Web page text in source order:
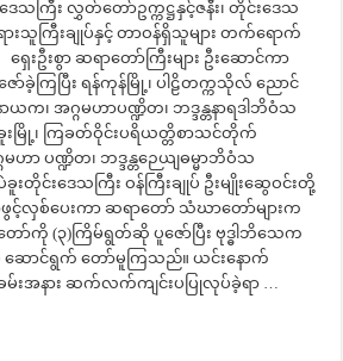
ေသကြီး လွှတ်တော်ဥက္ကဋ္ဌနှင့်ဇနီး၊ တိုင်းဒေသ
းသူကြီးချုပ်နှင့် တာဝန်ရှိသူများ တက်ရောက်
စွာ ဆရာတော်ကြီးများ ဦးဆောင်ကာ
ကြပြီး ရန်ကုန်မြို့၊ ပါဠိတက္ကသိုလ် ညောင်
ယက၊ အဂ္ဂမဟာပဏ္ဍိတ၊ ဘဒ္ဒန္တနာရဒါဘိဝံသ
းမြို့၊ ကြခတ်ဝိုင်းပရိယတ္တိစာသင်တိုက်
ဟာ ပဏ္ဍိတ၊ ဘဒ္ဒန္တဉေယျဓမ္မာဘိဝံသ
ခူးတိုင်းဒေသကြီး ဝန်ကြီးချုပ် ဦးမျိုး‌ဆွေဝင်းတို့
လှစ်ပေးကာ ဆရာတော် သံဃာတော်များက
ော်ကို (၃)ကြိမ်ရွတ်ဆို ပူဇော်ပြီး ဗုဒ္ဓါဘိသေက
ောင်ရွက် တော်မူကြသည်။ ယင်းနောက်
းအနား ဆက်လက်ကျင်းပပြုလုပ်ခဲ့ရာ …